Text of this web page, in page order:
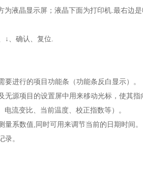
液晶显示屏；液晶下面为打印机.最右边
、确认、复位.
进行的项目功能条（功能条反白显示）。
源项目的设置屏中用来移动光标，使其
流变比、当前温度、校正指数等）。
系数值,同时可用来调节当前的日期时间。
。